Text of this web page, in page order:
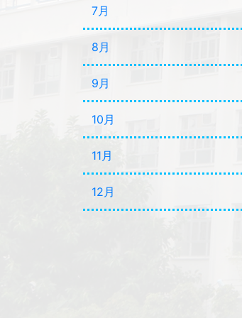
7月
8月
9月
10月
11月
12月